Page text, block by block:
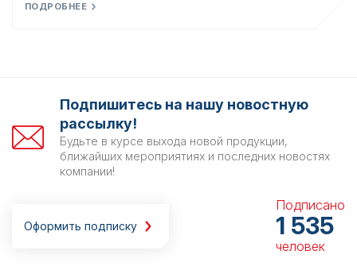
ПОДРОБНЕЕ
Подпишитесь на нашу новостную
рассылку!
Будьте в курсе выхода новой продукции,
ближайших мероприятиях и последних новостях
компании!
Оформить подписку
Подписано
1 535
человек